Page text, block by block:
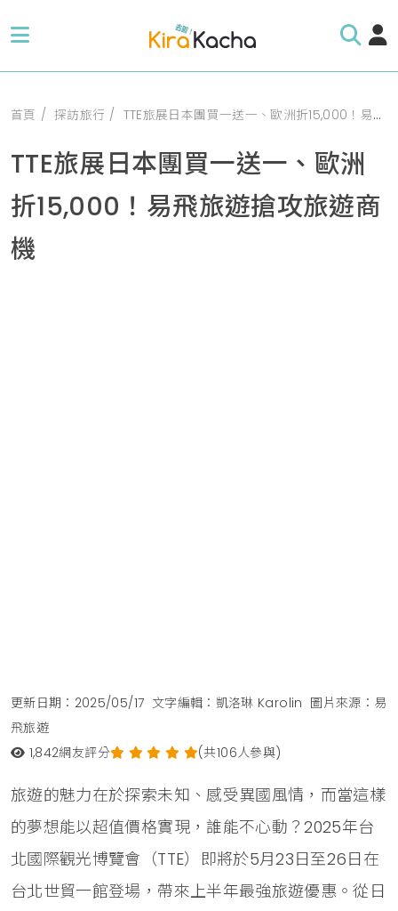
首頁 探訪旅行 TTE旅展日本團買一送一、歐洲折15,000！易飛旅遊搶攻旅遊商機
TTE旅展日本團買一送一、歐洲
折15,000！易飛旅遊搶攻旅遊商
機
更新日期：2025/05/17 文字編輯：凱洛琳 Karolin 圖片來源：易
飛旅遊
1,842網友評分 (共106人參與)
旅遊的魅力在於探索未知、感受異國風情，而當這樣
的夢想能以超值價格實現，誰能不心動？2025年台
北國際觀光博覽會（TTE）即將於5月23日至26日在
台北世貿一館登場，帶來上半年最強旅遊優惠。從日